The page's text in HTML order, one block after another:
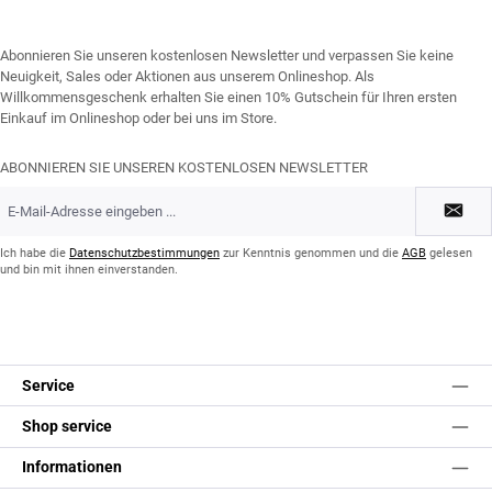
Abonnieren Sie unseren kostenlosen Newsletter und verpassen Sie keine
Neuigkeit, Sales oder Aktionen aus unserem Onlineshop. Als
Willkommensgeschenk erhalten Sie einen 10% Gutschein für Ihren ersten
Einkauf im Onlineshop oder bei uns im Store.
ABONNIEREN SIE UNSEREN KOSTENLOSEN NEWSLETTER
Mail-
*Ich habe die Datenschutzbestimmungen zur Kenntnis genommen und die AGB gelesen
und bin mit ihnen einverstanden.
Service
Shop service
Informationen